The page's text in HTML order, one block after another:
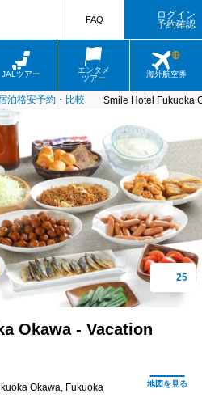
JALツアー
エンタメ
ツアー
海外航空券
FAQ
ログイン
予約確認
泊格安予約・比較 Smile Hotel Fukuoka
Okawa - Vacation
Okawa, Fukuoka